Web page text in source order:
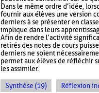
Dans le même ordre d’idée,
fournir aux élèves une version
derniers à se présenter en
implique dans leurs
Afin de rendre l’activité
retirés des notes de cours
derniers ne soient
permet aux élèves de réfléchir
les assimiler.
Synthèse (19) Réflexion